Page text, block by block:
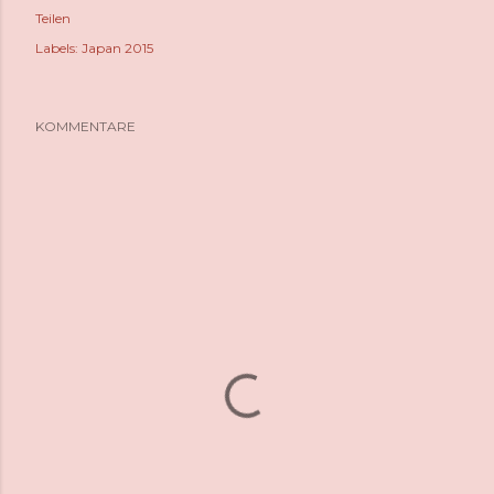
Teilen
Labels: Japan 2015
KOMMENTARE